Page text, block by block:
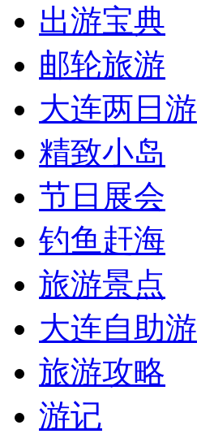
出游宝典
邮轮旅游
大连两日游
精致小岛
节日展会
钓鱼赶海
旅游景点
大连自助游
旅游攻略
游记